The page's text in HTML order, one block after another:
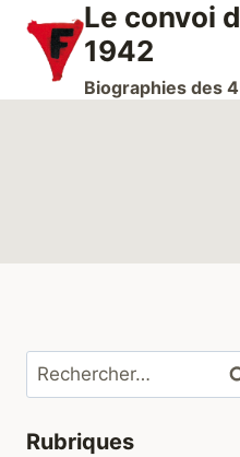
contenu
Le convoi
1942
Biographies des
Rechercher :
Rubriques